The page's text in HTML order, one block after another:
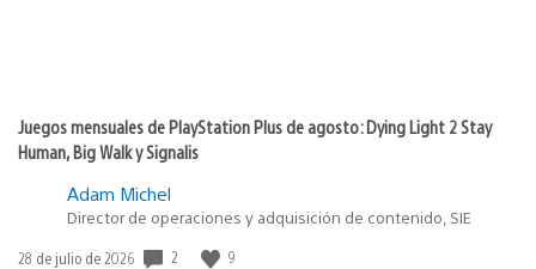
Juegos mensuales de PlayStation Plus de agosto: Dying Light 2 Stay
Human, Big Walk y Signalis
Adam Michel
Director de operaciones y adquisición de contenido, SIE
Fecha
28 de julio de 2026 2 9